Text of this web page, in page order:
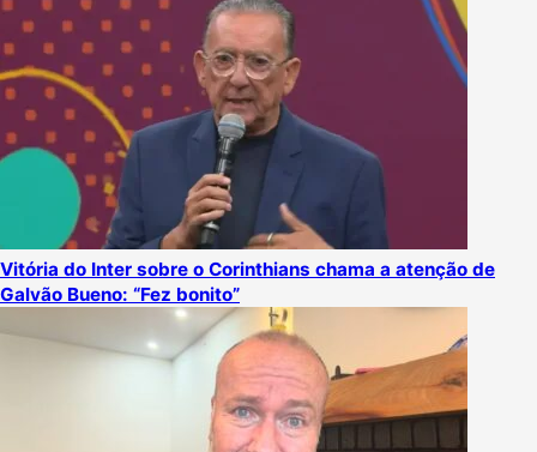
Vitória do Inter sobre o Corinthians chama a atenção de
Galvão Bueno: “Fez bonito”